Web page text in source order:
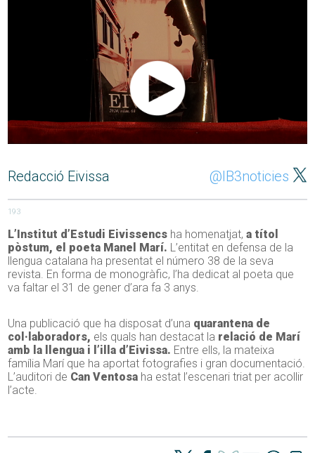
Redacció Eivissa @IB3noticies
193
L’Institut d’Estudi Eivissencs ha homenatjat,a títol
pòstum, el poeta Manel Marí. L’entitat en defensa de la
llengua catalana ha presentat el número 38 de la seva
revista. En forma de monogràfic, l’ha dedicat al poeta que
va faltar el 31 de gener d’ara fa 3 anys.
Una publicació que ha disposat d’una quarantena de
col·laboradors, els quals han destacat la relació de Marí
amb la llengua i l’illa d’Eivissa. Entre ells, la mateixa
família Marí que ha aportat fotografies i gran documentació.
L’auditori de Can Ventosa ha estat l’escenari triat per acollir
l’acte.